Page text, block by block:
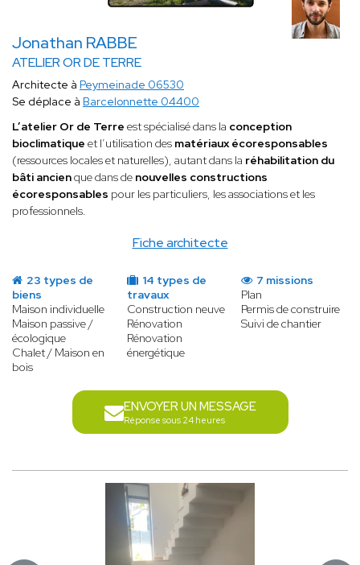
Jonathan RABBE
ATELIER OR DE TERRE
Fiche architecte
Architecte à Peymeinade 06530
Se déplace à Barcelonnette 04400
L’atelier Or de Terre est spécialisé dans la conception
bioclimatique et l’utilisation des matériaux écoresponsables
(ressources locales et naturelles), autant dans la réhabilitation du
bâti ancienque dans de nouvelles constructions
écoresponsables pour les particuliers, les associations et les
professionnels.
23 types de
biens
Maison individuelle
Maison passive /
écologique
Chalet / Maison en
bois
14 types de
travaux
Construction neuve
Rénovation
Rénovation
énergétique
7 missions
Plan
Permis de construire
Suivi de chantier
ENVOYER UN MESSAGE
Réponse sous 24 heures